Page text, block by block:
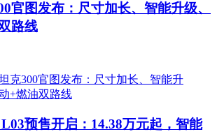
官图发布：尺寸加长、智能升级、
路线
预售开启：14.38万元起，智能